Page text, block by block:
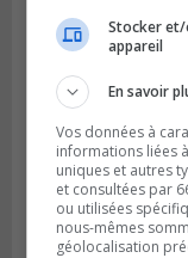
BROSSARD
Stocker et/
appareil
En savoir
Vos données à
informations liées
uniques et autres
et consultées par
ou utilisées
nous-mêmes
géolocalisation